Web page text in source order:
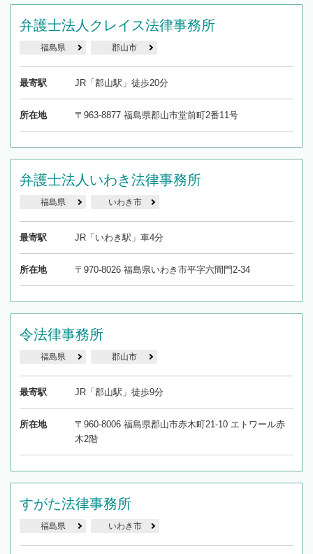
弁護士法人クレイス法律事務所
福島県 郡山市
最寄駅 JR「郡山駅」徒歩20分
所在地 〒963-8877 福島県郡山市堂前町2番11号
弁護士法人いわき法律事務所
福島県 いわき市
最寄駅 JR「いわき駅」車4分
所在地 〒970-8026 福島県いわき市平字六間門2-34
令法律事務所
福島県 郡山市
最寄駅 JR「郡山駅」徒歩9分
所在地
〒960-8006 福島県郡山市赤木町21-10 エトワール赤
木2階
すがた法律事務所
福島県 いわき市